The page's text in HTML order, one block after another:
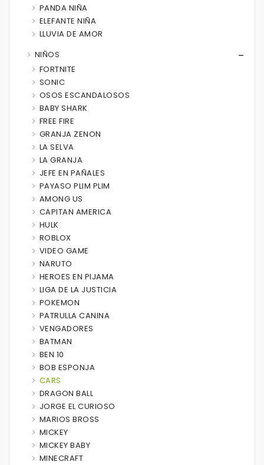
PANDA NIÑA
ELEFANTE NIÑA
LLUVIA DE AMOR
NIÑOS
FORTNITE
SONIC
OSOS ESCANDALOSOS
BABY SHARK
FREE FIRE
GRANJA ZENON
LA SELVA
LA GRANJA
JEFE EN PAÑALES
PAYASO PLIM PLIM
AMONG US
CAPITAN AMERICA
HULK
ROBLOX
VIDEO GAME
NARUTO
HEROES EN PIJAMA
LIGA DE LA JUSTICIA
POKEMON
PATRULLA CANINA
VENGADORES
BATMAN
BEN 10
BOB ESPONJA
CARS
DRAGON BALL
JORGE EL CURIOSO
MARIOS BROSS
MICKEY
MICKEY BABY
MINECRAFT